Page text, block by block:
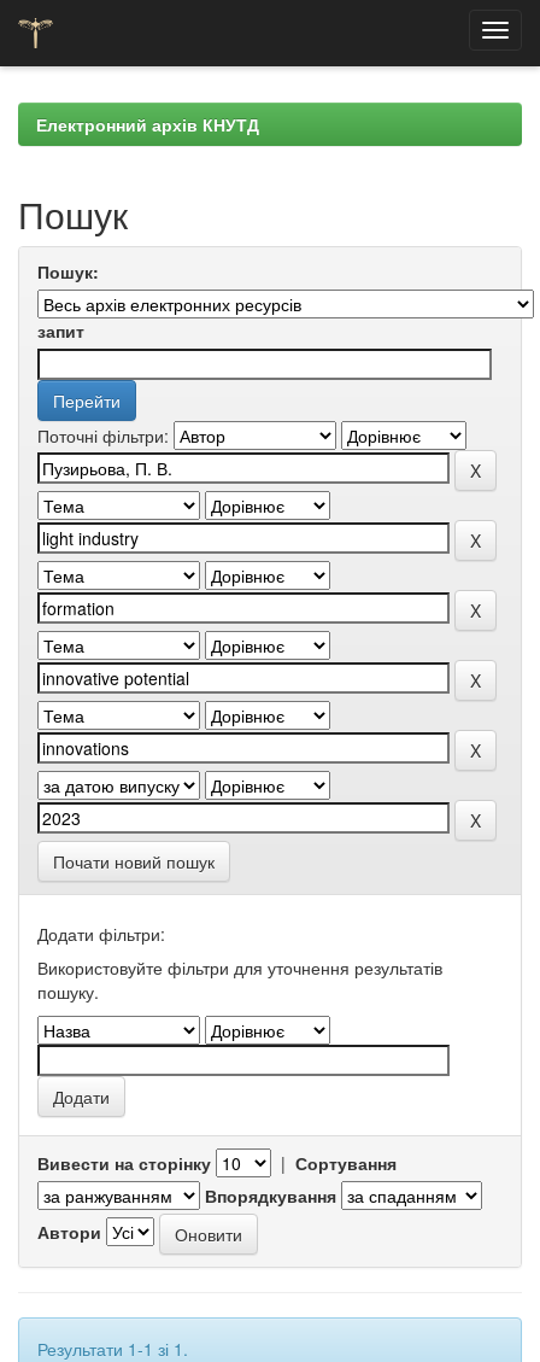
navigationЕлектронний архів КНУТД
Пошук
Пошук:
запит
Поточні фільтри:
Почати новий пошук
Додати фільтри:
Використовуйте фільтри для уточнення результатів
пошуку.
Вивести на сторінку | Сортування
Впорядкування
Автори
Результати 1-1 зі 1.